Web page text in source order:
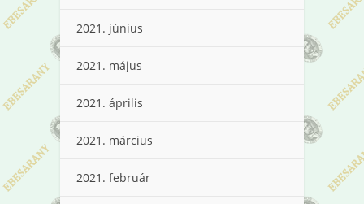
2021. június
2021. május
2021. április
2021. március
2021. február